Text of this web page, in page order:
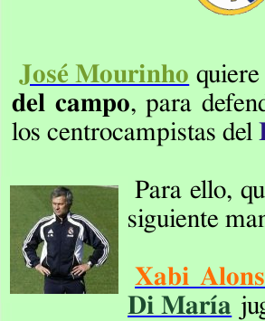
José Mourinho quiere
del campo, para
los centrocampistas del
Para ello,
siguiente
Xabi
Di María